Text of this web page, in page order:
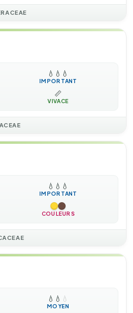
💧 💧 💧
IMPORTANT
📏
VIVACE
💧 💧 💧
IMPORTANT
COULEURS
💧 💧 💧
MOYEN